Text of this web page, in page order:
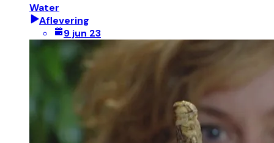
Water
Aflevering
9 jun 23